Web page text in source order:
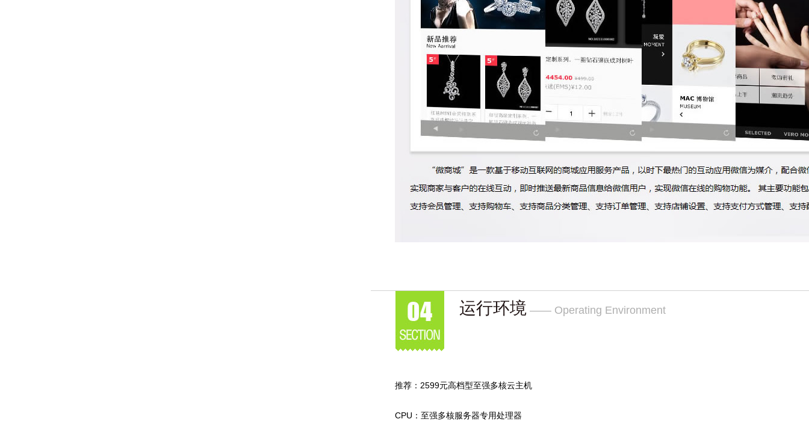
运行环境 —— Operating Environment
推荐：2599元高档型至强多核云主机
CPU：至强多核服务器专用处理器